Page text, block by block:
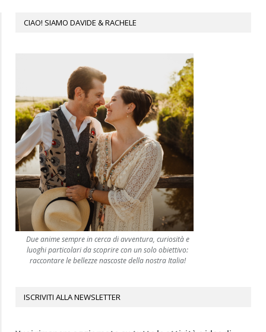
CIAO! SIAMO DAVIDE & RACHELE
Due anime sempre in cerca di avventura, curiosità e
luoghi particolari da scoprire con un solo obiettivo:
raccontare le bellezze nascoste della nostra Italia!
ISCRIVITI ALLA NEWSLETTER